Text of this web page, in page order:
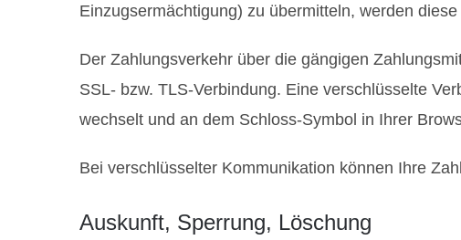
Einzugsermächtigung) zu übermitteln, werden
Der Zahlungsverkehr über die gängigen
SSL- bzw. TLS-Verbindung. Eine verschlüsselte
wechselt und an dem Schloss-Symbol in Ihrer
Bei verschlüsselter Kommunikation können Ihre
Auskunft, Sperrung, Löschung